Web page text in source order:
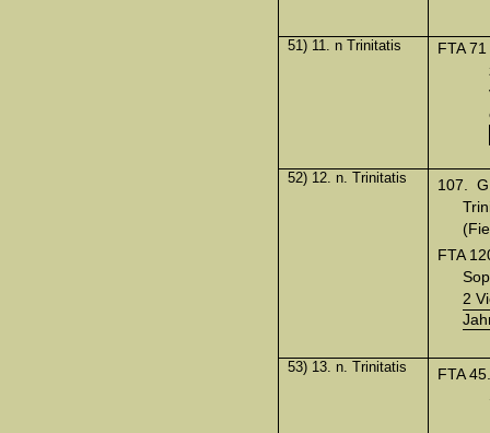
51) 11. n Trinitatis
FTA 71
52) 12. n. Trinitatis 107.
FTA
2
53) 13. n. Trinitatis
FTA 45.